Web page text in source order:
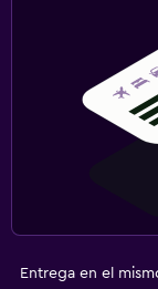
Entrega en el